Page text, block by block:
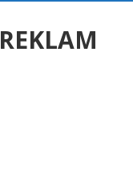
REKLAM